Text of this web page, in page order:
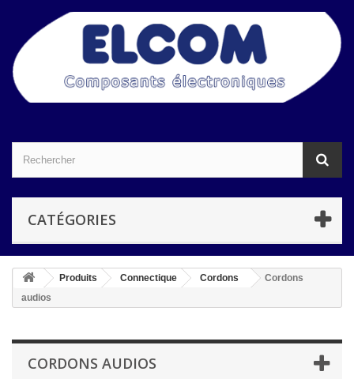
CATÉGORIES
Produits Connectique Cordons
Cordons
audios
CORDONS AUDIOS